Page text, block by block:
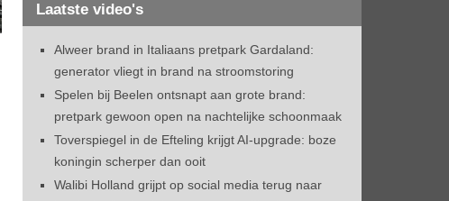
Laatste video's
Alweer brand in Italiaans pretpark Gardaland:
generator vliegt in brand na stroomstoring
Spelen bij Beelen ontsnapt aan grote brand:
pretpark gewoon open na nachtelijke schoonmaak
Toverspiegel in de Efteling krijgt AI-upgrade: boze
koningin scherper dan ooit
Walibi Holland grijpt op social media terug naar